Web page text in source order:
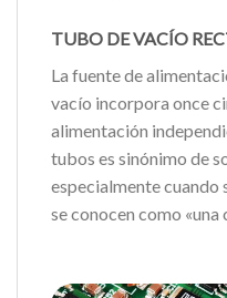
TUBO DE VACÍO
La fuente de
vacío incorpora once
alimentación
tubos es sinónimo de
especialmente cuando
se conocen como